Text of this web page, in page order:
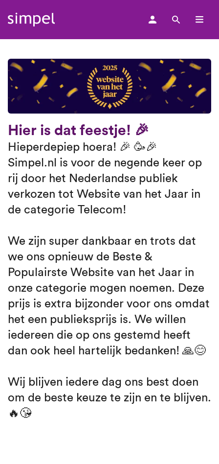
Hier is dat feestje! 🎉
Hieperdepiep hoera! 🎉 🥳🎉
Simpel.nl is voor de negende keer op
rij door het Nederlandse publiek
verkozen tot Website van het Jaar in
de categorie Telecom!
We zijn super dankbaar en trots dat
we ons opnieuw de Beste &
Populairste Website van het Jaar in
onze categorie mogen noemen. Deze
prijs is extra bijzonder voor ons omdat
het een publieksprijs is. We willen
iedereen die op ons gestemd heeft
dan ook heel hartelijk bedanken! 🙏😊
Wij blijven iedere dag ons best doen
om de beste keuze te zijn en te blijven.
🔥😘